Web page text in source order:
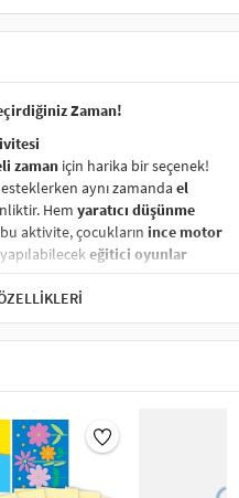
Zaman!
zaman için harika bir seçenek!
aynı zamanda el
Hem yaratıcı düşünme
aktivite, çocukların ince motor
eğitici oyunlar
Seti
planda tutulmuştur. Çocuklar
birsanat eserioluşturmak